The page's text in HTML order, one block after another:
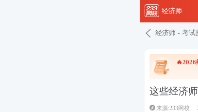
经济师
经济师 - 考试
这些经济
来源:233网校